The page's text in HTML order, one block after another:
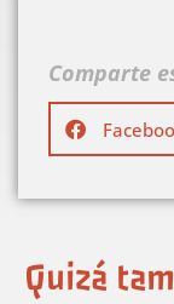
Comparte
Quizá